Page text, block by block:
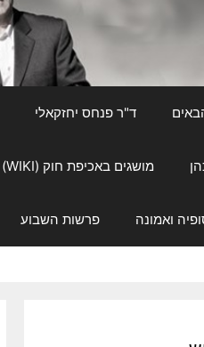
ד"ר פנחס יחזקאלי
מושגים באכיפת חוק (WIKI)
ואמונה פרשות השבוע